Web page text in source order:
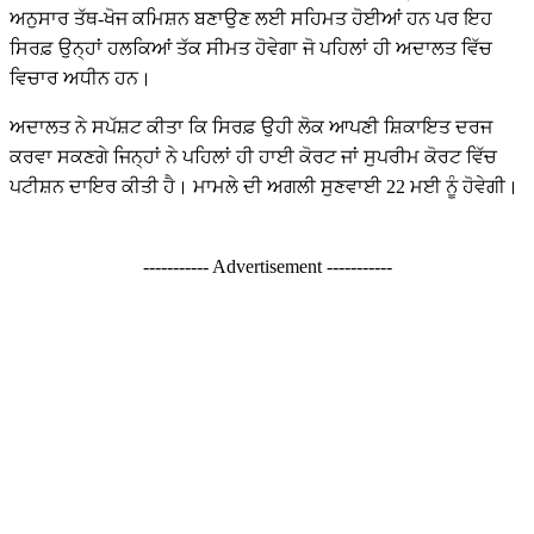
ਅਨੁਸਾਰ ਤੱਥ-ਖੋਜ ਕਮਿਸ਼ਨ ਬਣਾਉਣ ਲਈ ਸਹਿਮਤ ਹੋਈਆਂ ਹਨ ਪਰ ਇਹ
ਸਿਰਫ਼ ਉਨ੍ਹਾਂ ਹਲਕਿਆਂ ਤੱਕ ਸੀਮਤ ਹੋਵੇਗਾ ਜੋ ਪਹਿਲਾਂ ਹੀ ਅਦਾਲਤ ਵਿੱਚ
ਵਿਚਾਰ ਅਧੀਨ ਹਨ।
ਅਦਾਲਤ ਨੇ ਸਪੱਸ਼ਟ ਕੀਤਾ ਕਿ ਸਿਰਫ਼ ਉਹੀ ਲੋਕ ਆਪਣੀ ਸ਼ਿਕਾਇਤ ਦਰਜ
ਕਰਵਾ ਸਕਣਗੇ ਜਿਨ੍ਹਾਂ ਨੇ ਪਹਿਲਾਂ ਹੀ ਹਾਈ ਕੋਰਟ ਜਾਂ ਸੁਪਰੀਮ ਕੋਰਟ ਵਿੱਚ
ਪਟੀਸ਼ਨ ਦਾਇਰ ਕੀਤੀ ਹੈ। ਮਾਮਲੇ ਦੀ ਅਗਲੀ ਸੁਣਵਾਈ 22 ਮਈ ਨੂੰ ਹੋਵੇਗੀ।
----------- Advertisement -----------